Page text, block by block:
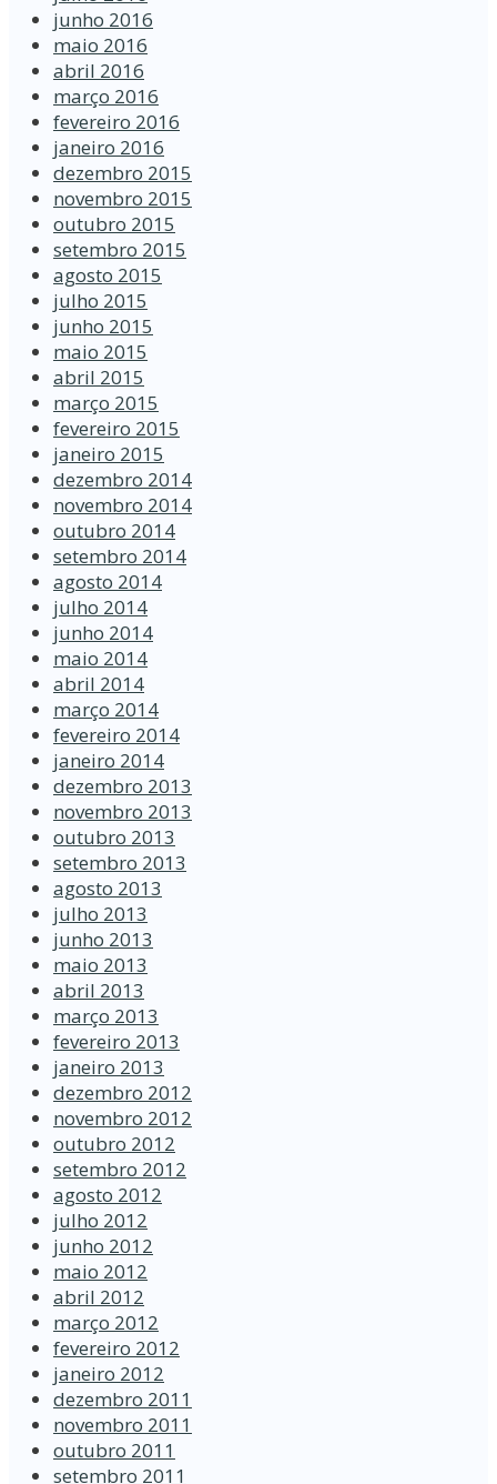
junho 2016
maio 2016
abril 2016
março 2016
fevereiro 2016
janeiro 2016
dezembro 2015
novembro 2015
outubro 2015
setembro 2015
agosto 2015
julho 2015
junho 2015
maio 2015
abril 2015
março 2015
fevereiro 2015
janeiro 2015
dezembro 2014
novembro 2014
outubro 2014
setembro 2014
agosto 2014
julho 2014
junho 2014
maio 2014
abril 2014
março 2014
fevereiro 2014
janeiro 2014
dezembro 2013
novembro 2013
outubro 2013
setembro 2013
agosto 2013
julho 2013
junho 2013
maio 2013
abril 2013
março 2013
fevereiro 2013
janeiro 2013
dezembro 2012
novembro 2012
outubro 2012
setembro 2012
agosto 2012
julho 2012
junho 2012
maio 2012
abril 2012
março 2012
fevereiro 2012
janeiro 2012
dezembro 2011
novembro 2011
outubro 2011
setembro 2011